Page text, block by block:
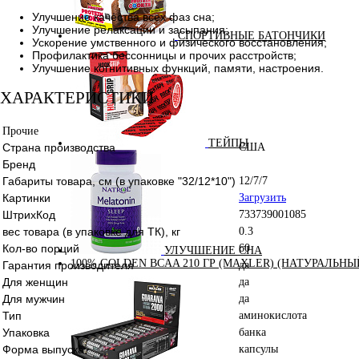
СПОРТИВНЫЕ БАТОНЧИКИ
ТЕЙПЫ
УЛУЧШЕНИЕ СНА
100% GOLDEN BCAA 210 ГР (MAXLER)
Улучшение качества всех фаз сна;
Улучшение релаксации и засыпания;
Ускорение умственного и физического восстановления;
Профилактика бессонницы и прочих расстройств;
Улучшение когнитивных функций, памяти, настроения.
ХАРАКТЕРИСТИКИ
Прочие
Страна производства США
Бренд
Габариты товара, см (в упаковке "32/12*10") 12/7/7
Картинки Загрузить
ШтрихКод 733739001085
вес товара (в упаковке для ТК), кг 0.3
Кол-во порций 60
Гарантия производителя да
Для женщин да
Для мужчин да
Тип аминокислота
Упаковка банка
Форма выпуска капсулы